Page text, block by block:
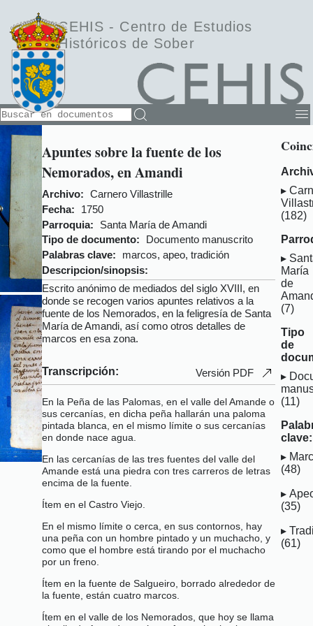
CEHIS - Centro de Estudios
Históricos de Sober
Apuntes sobre la fuente de los
Nemorados, en Amandi
Archivo:
Carnero Villastrille
Fecha:
1750
Parroquia:
Santa María de Amandi
Tipo de documento:
Documento manuscrito
Palabras clave:
marcos, apeo, tradición
Descripcion/sinopsis:
Escrito anónimo de mediados del siglo XVIII, en
donde se recogen varios apuntes relativos a la
fuente de los Nemorados, en la feligresía de Santa
María de Amandi, así como otros detalles de
marcos en esa zona.
Transcripción: Versión PDF
En la Peña de las Palomas, en el valle del Amande o
sus cercanías, en dicha peña hallarán una paloma
pintada blanca, en el mismo límite o sus cercanías
en donde nace agua.
En las cercanías de las tres fuentes del valle del
Amande está una piedra con tres carreros de letras
encima de la fuente.
Ítem en el Castro Viejo.
En el mismo límite o cerca, en sus contornos, hay
una peña con un hombre pintado y un muchacho, y
como que el hombre está tirando por el muchacho
por un freno.
Ítem en la fuente de Salgueiro, borrado alrededor de
la fuente, están cuatro marcos.
Ítem en el valle de los Nemorados, que hoy se llama
(182)
María
de
(7)
Tipo
de
(11)
clave:
(48)
(35)
(61)